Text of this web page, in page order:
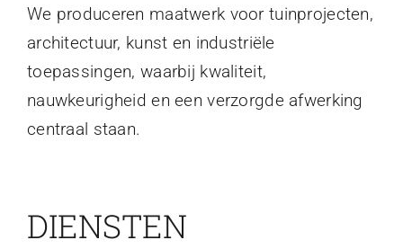
We produceren maatwerk voor tuinprojecten,
architectuur, kunst en industriële
toepassingen, waarbij kwaliteit,
nauwkeurigheid en een verzorgde afwerking
centraal staan.
DIENSTEN